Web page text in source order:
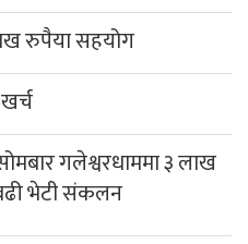
रुपैया सहयोग
गलेश्वरधाममा ३ लाख
भेटी संकलन